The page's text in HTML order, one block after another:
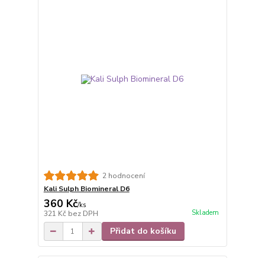
2 hodnocení
Kali Sulph Biomineral D6
360 Kč/ks
321 Kč bez DPH Skladem
Přidat do košíku